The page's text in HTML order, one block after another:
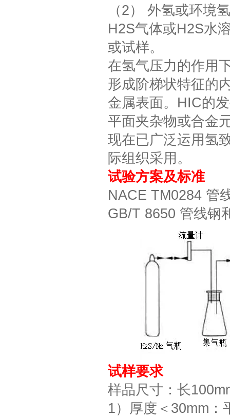
（2） 外氢或环境
H2S气体或H2S水
或试样。
在氢气压力的作用
形成阶梯状特征的
金属表面。HIC的
平面夹杂物或合金
现在已广泛运用氢
际组织采用。
试验方案及标准
NACE TM0284 管
GB/T 8650 管线钢
试样要求
样品尺寸：长
1）厚度＜30mm：